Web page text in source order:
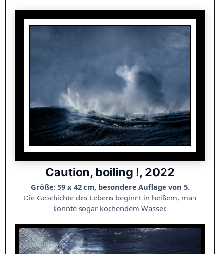
Caution, boiling !, 2022
Größe: 59 x 42 cm, besondere Auflage von 5.
Die Geschichte des Lebens beginnt in heißem, man
könnte sogar kochendem Wasser.